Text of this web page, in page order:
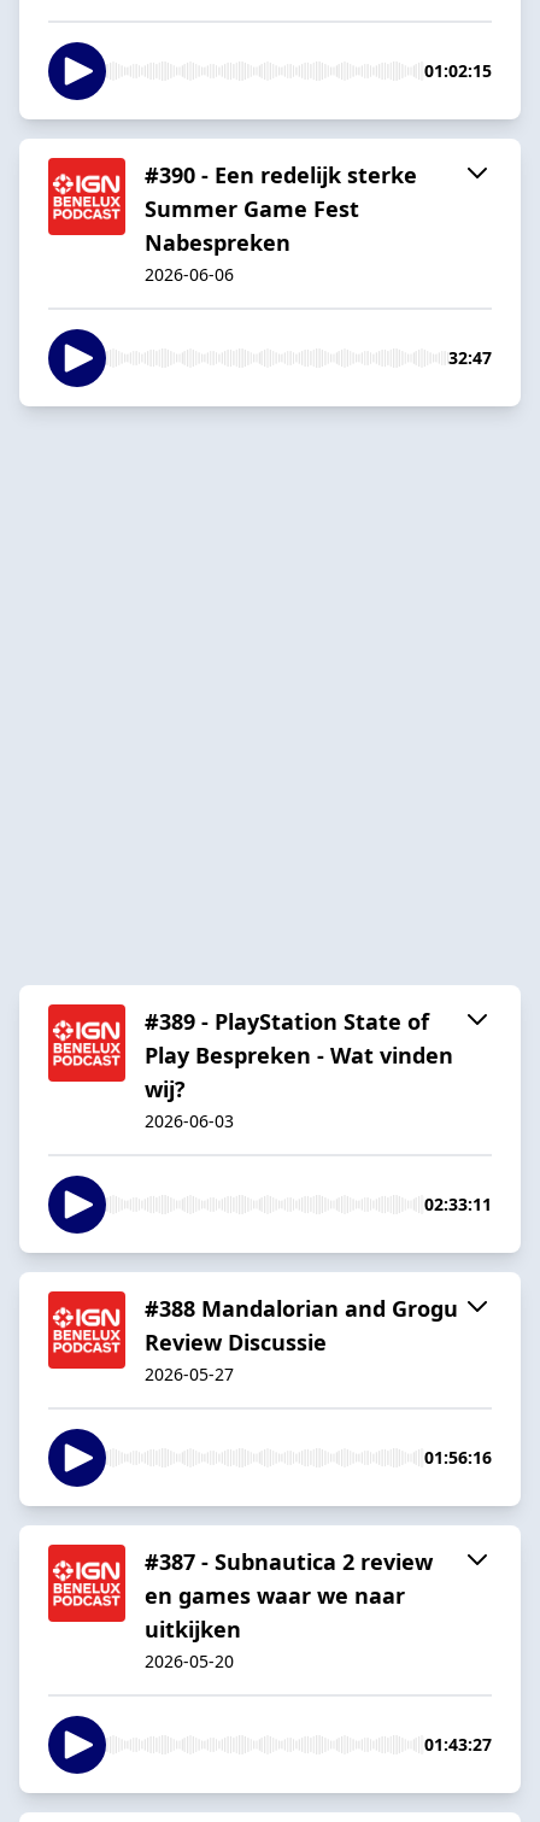
01:02:15
#390 - Een redelijk sterke
Summer Game Fest
Nabespreken
2026-06-06
32:47
#389 - PlayStation State of
Play Bespreken - Wat vinden
wij?
2026-06-03
02:33:11
#388 Mandalorian and Grogu
Review Discussie
2026-05-27
01:56:16
#387 - Subnautica 2 review
en games waar we naar
uitkijken
2026-05-20
01:43:27